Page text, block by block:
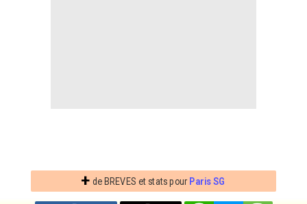
+ de BREVES et stats pour Paris SG